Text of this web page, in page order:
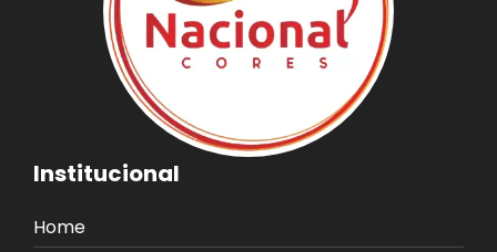
Institucional
Home